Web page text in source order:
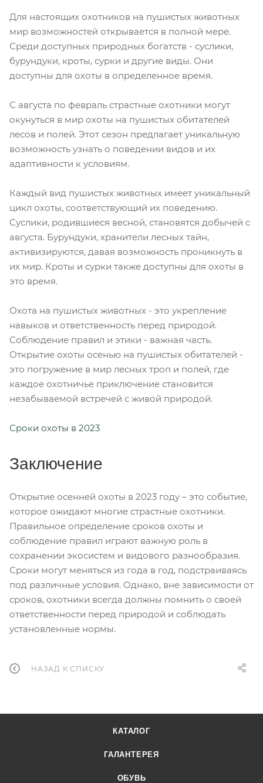
Для настоящих охотников на пушистых животных
мир возможностей открывается в полной мере.
Среди доступных природных богатств - суслики,
бурундуки, кроты, сурки и другие виды. Они
доступны для охоты в определенное время.
С августа по февраль страстные охотники могут
окунуться в мир охоты на пушистых обитателей
лесов и полей. Этот сезон предлагает уникальную
возможность узнать о поведении видов и их
адаптивности к условиям.
Каждый вид пушистых животных имеет уникальный
цикл охоты, соответствующий их поведению.
Суслики, родившиеся весной, становятся добычей с
августа. Бурундуки, хранители лесных тайн,
активизируются, давая возможность проникнуть в
их мир. Кроты и сурки также доступны для охоты в
это время.
Охота на пушистых животных - это укрепление
навыков и ответственность перед природой.
Соблюдение правил и этики - важная часть.
Открытие охоты осенью на пушистых обитателей -
это погружение в мир лесных троп и полей, где
каждое охотничье приключение становится
незабываемой встречей с живой природой.
Сроки охоты в 2023
Заключение
Открытие осенней охоты в 2023 году – это событие,
которое ожидают многие страстные охотники.
Правильное определение сроков охоты и
соблюдение правил играют важную роль в
сохранении экосистем и видового разнообразия.
Сроки могут меняться из года в год, подстраиваясь
под различные условия. Однако, вне зависимости от
сроков, охотники всегда должны помнить о своей
ответственности перед природой и соблюдать
установленные нормы.
НАЗАД К СПИСКУ
КАТАЛОГ
ГАЛАНТЕРЕЯ
ОБУВЬ